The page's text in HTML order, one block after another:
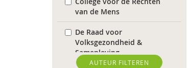
van de Mens
De Raad voor
Volksgezondheid &
Samenleving
AUTEUR FILTEREN